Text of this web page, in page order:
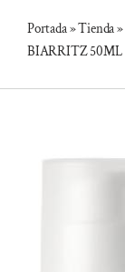
Portada»Tienda»
BIARRITZ 50ML